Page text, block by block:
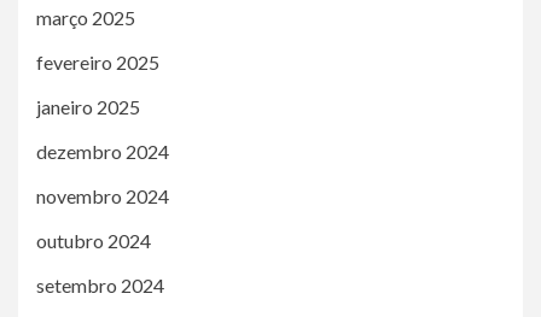
março 2025
fevereiro 2025
janeiro 2025
dezembro 2024
novembro 2024
outubro 2024
setembro 2024